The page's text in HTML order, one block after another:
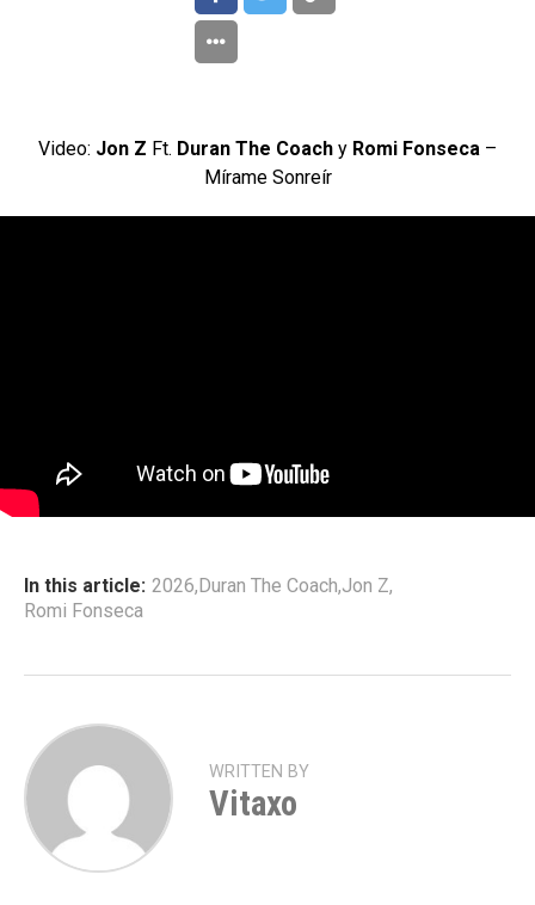
Video: Jon Z Ft. Duran The Coach y Romi Fonseca –
Mírame Sonreír
In this article: 2026,Duran The Coach,Jon Z,
Romi Fonseca
WRITTEN BY
Vitaxo